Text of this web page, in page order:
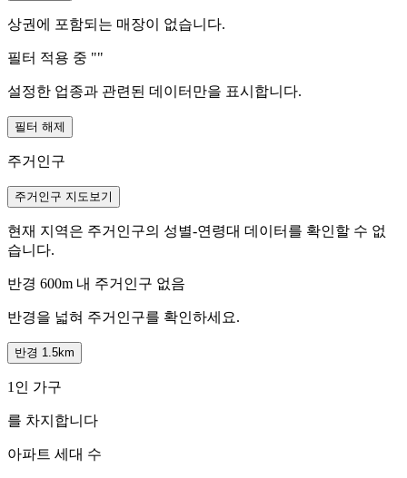
상권에 포함되는 매장이 없습니다.
필터 적용 중 ""
설정한 업종과 관련된 데이터만을 표시합니다.
필터 해제
주거인구
주거인구 지도보기
현재 지역은 주거인구의 성별-연령대 데이터를 확인할 수 없
습니다.
반경 600m 내 주거인구 없음
반경을 넓혀 주거인구를 확인하세요.
반경 1.5km
1인 가구
를 차지합니다
아파트 세대 수